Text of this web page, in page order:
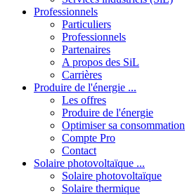
Professionnels
Particuliers
Professionnels
Partenaires
A propos des SiL
Carrières
Produire de l'énergie ...
Les offres
Produire de l'énergie
Optimiser sa consommation
Compte Pro
Contact
Solaire photovoltaïque ...
Solaire photovoltaïque
Solaire thermique